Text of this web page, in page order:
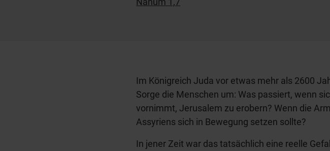
Im Königreich Juda vor etwas mehr als 2600
Sorge die Menschen um: Was passiert, wenn
vornimmt, Jerusalem zu erobern? Wenn die
Assyriens sich in Bewegung setzen sollte?
In jener Zeit war das tatsächlich eine reelle